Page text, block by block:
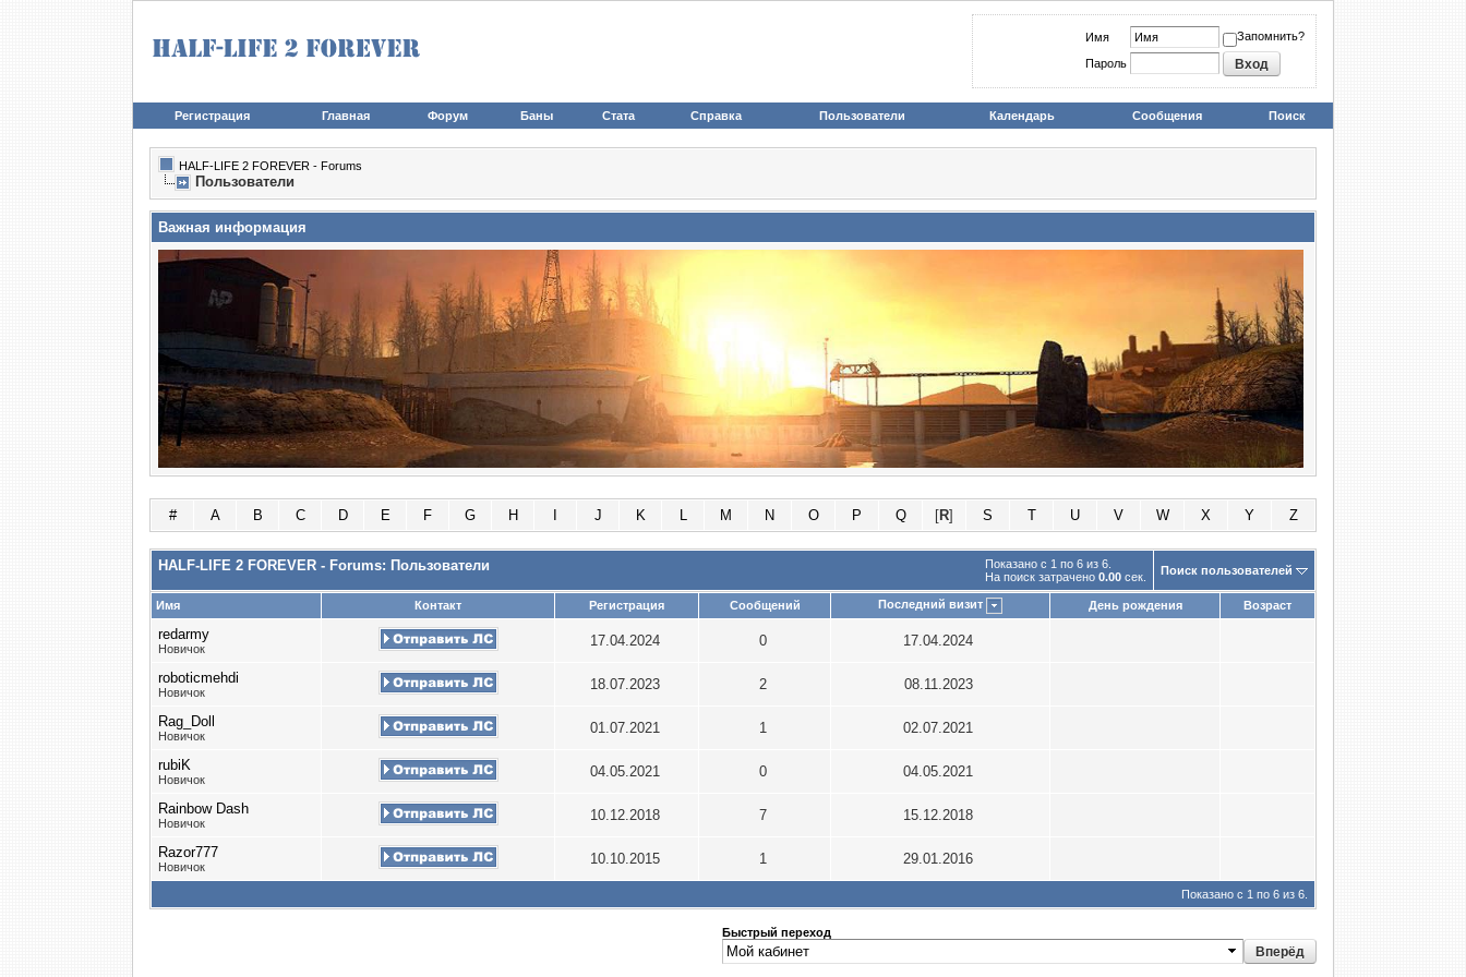
Имя Запомнить?
Пароль
Регистрация Главная Форум Баны Стата Справка Пользователи Календарь Сообщения Поиск
HALF-LIFE 2 FOREVER - Forums
Пользователи
Важная информация
# A B C D E F G H J K L M N O P Q [R] S T U V W X Y Z
Показано с 1 по 6 из 6.
На поиск затрачено 0.00 сек.
HALF-LIFE 2 FOREVER - Forums: Пользователи Поиск пользователей
Имя Контакт Регистрация Сообщений Последний визит День рождения Возраст
redarmy
Новичок 17.04.2024 0 17.04.2024
roboticmehdi
Новичок 18.07.2023 2 08.11.2023
Rag_Doll
Новичок 01.07.2021 1 02.07.2021
rubiK
Новичок 04.05.2021 0 04.05.2021
Rainbow Dash
Новичок 10.12.2018 7 15.12.2018
Razor777
Новичок 10.10.2015 1 29.01.2016
Показано с 1 по 6 из 6.
Быстрый переход